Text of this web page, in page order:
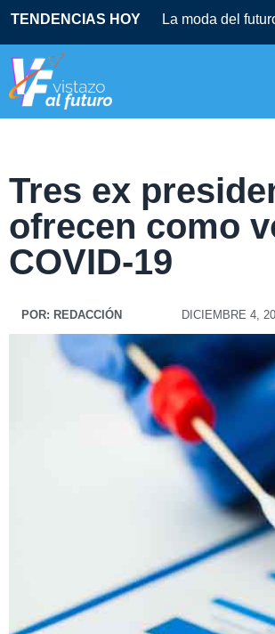
TENDENCIAS HOY La moda del
Tres ex
ofrecen como
COVID-19
POR: REDACCIÓN DICIEMBRE 4,